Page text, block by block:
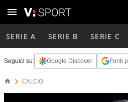
SERIE A SERIE B SERIE C
Seguici su: Google Discover Fonti
CALCIO